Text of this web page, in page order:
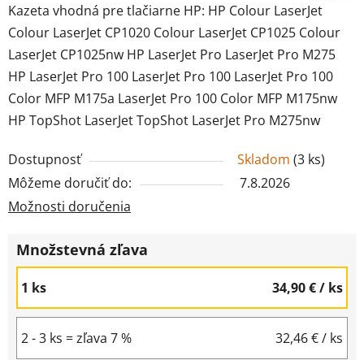
Kazeta vhodná pre tlačiarne HP: HP Colour LaserJet
Colour LaserJet CP1020 Colour LaserJet CP1025 Colour
LaserJet CP1025nw HP LaserJet Pro LaserJet Pro M275
HP LaserJet Pro 100 LaserJet Pro 100 LaserJet Pro 100
Color MFP M175a LaserJet Pro 100 Color MFP M175nw
HP TopShot LaserJet TopShot LaserJet Pro M275nw
Dostupnosť Skladom (3 ks)
Môžeme doručiť do:
7.8.2026
Možnosti doručenia
Množstevná zľava
1 ks 34,90 €/ ks
2 - 3 ks = zľava 7 % 32,46 €/ ks